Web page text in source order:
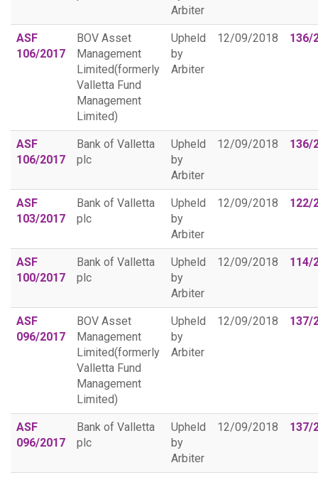
Arbiter
ASF
106/2017
BOV Asset
Management
Limited(formerly
Valletta Fund
Management
Limited)
Upheld
by
Arbiter
12/09/2018 136/
ASF
106/2017
Bank of Valletta
plc
Upheld
by
Arbiter
12/09/2018 136/
ASF
103/2017
Bank of Valletta
plc
Upheld
by
Arbiter
12/09/2018 122/
ASF
100/2017
Bank of Valletta
plc
Upheld
by
Arbiter
12/09/2018 114/
ASF
096/2017
BOV Asset
Management
Limited(formerly
Valletta Fund
Management
Limited)
Upheld
by
Arbiter
12/09/2018 137/
ASF
096/2017
Bank of Valletta
plc
Upheld
by
Arbiter
12/09/2018 137/